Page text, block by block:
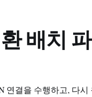
배치 파
연결을 수행하고, 다시